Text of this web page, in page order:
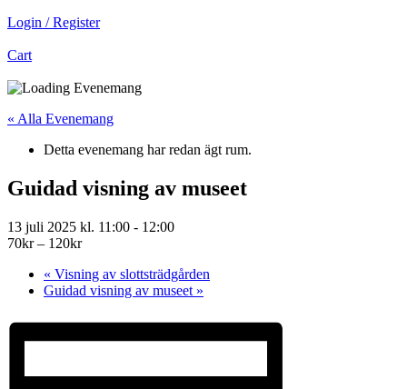
Login / Register
Cart
« Alla Evenemang
Detta evenemang har redan ägt rum.
Guidad visning av museet
13 juli 2025 kl. 11:00 - 12:00
70kr – 120kr
« Visning av slottsträdgården
Guidad visning av museet »